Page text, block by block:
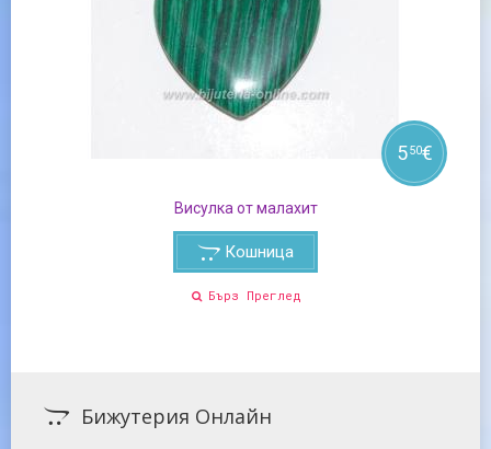
Висулка от малахит
550€
Кошница
Бърз Преглед
Бижутерия Онлайн